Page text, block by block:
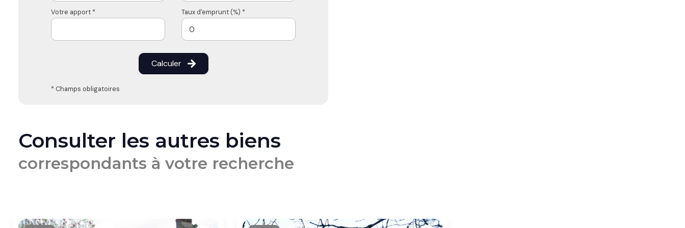
Votre apport * Taux d'emprunt (%) *
Calculer
* Champs obligatoires
Consulter les autres biens
correspondants à votre recherche